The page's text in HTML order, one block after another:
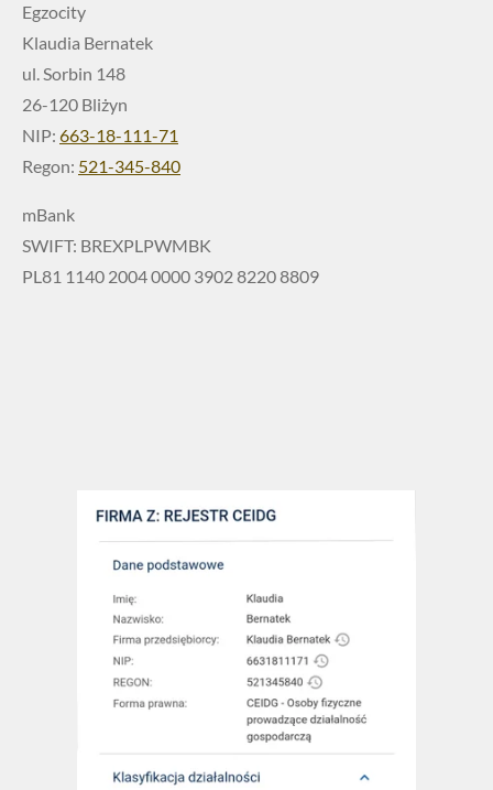
Egzocity
Klaudia Bernatek
ul. Sorbin 148
26-120 Bliżyn
NIP: 663-18-111-71
Regon: 521-345-840
mBank
SWIFT: BREXPLPWMBK
PL81 1140 2004 0000 3902 8220 8809